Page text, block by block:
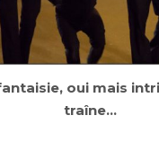
oui mais
traîne…